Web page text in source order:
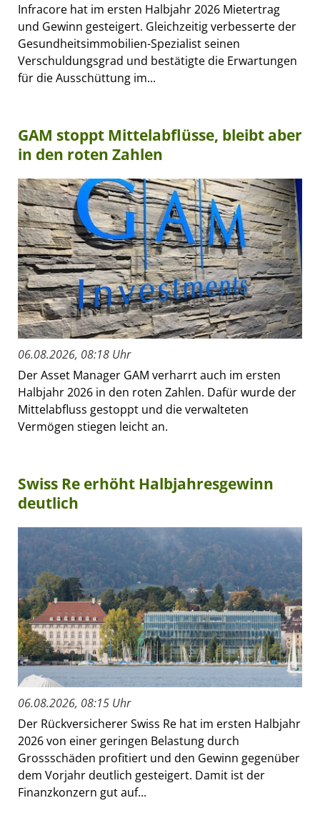
Infracore hat im ersten Halbjahr 2026 Mietertrag
und Gewinn gesteigert. Gleichzeitig verbesserte der
Gesundheitsimmobilien-Spezialist seinen
Verschuldungsgrad und bestätigte die Erwartungen
für die Ausschüttung im...
GAM stoppt Mittelabflüsse, bleibt aber
in den roten Zahlen
06.08.2026, 08:18 Uhr
Der Asset Manager GAM verharrt auch im ersten
Halbjahr 2026 in den roten Zahlen. Dafür wurde der
Mittelabfluss gestoppt und die verwalteten
Vermögen stiegen leicht an.
Swiss Re erhöht Halbjahresgewinn
deutlich
06.08.2026, 08:15 Uhr
Der Rückversicherer Swiss Re hat im ersten Halbjahr
2026 von einer geringen Belastung durch
Grossschäden profitiert und den Gewinn gegenüber
dem Vorjahr deutlich gesteigert. Damit ist der
Finanzkonzern gut auf...